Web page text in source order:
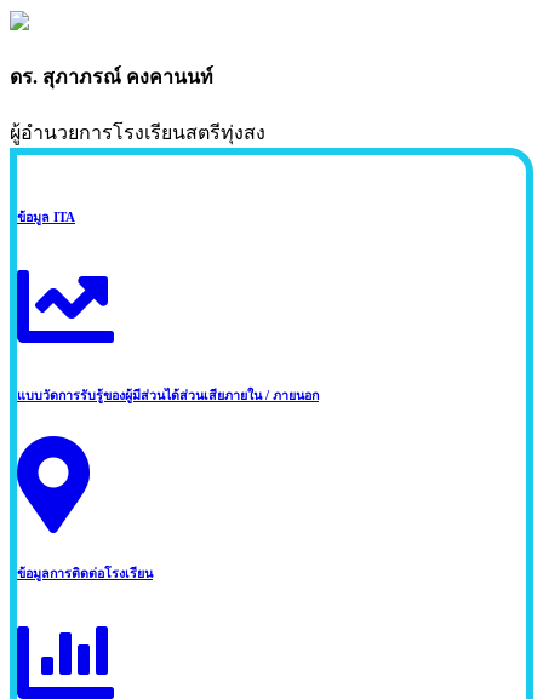
ดร. สุภาภรณ์ คงคานนท์
ผู้อำนวยการโรงเรียนสตรีทุ่งสง
ข้อมูล ITA
แบบวัดการรับรู้ของผู้มีส่วนได้ส่วนเสียภายใน / ภายนอก
ข้อมูลการติดต่อโรงเรียน